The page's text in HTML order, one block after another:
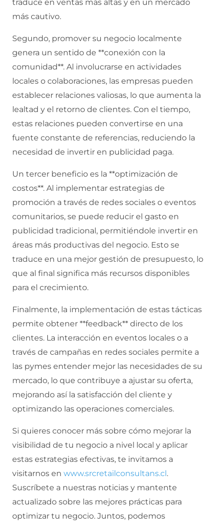
traduce en ventas más altas y en un mercado
más cautivo.
Segundo, promover su negocio localmente
genera un sentido de **conexión con la
comunidad**. Al involucrarse en actividades
locales o colaboraciones, las empresas pueden
establecer relaciones valiosas, lo que aumenta la
lealtad y el retorno de clientes. Con el tiempo,
estas relaciones pueden convertirse en una
fuente constante de referencias, reduciendo la
necesidad de invertir en publicidad paga.
Un tercer beneficio es la **optimización de
costos**. Al implementar estrategias de
promoción a través de redes sociales o eventos
comunitarios, se puede reducir el gasto en
publicidad tradicional, permitiéndole invertir en
áreas más productivas del negocio. Esto se
traduce en una mejor gestión de presupuesto, lo
que al final significa más recursos disponibles
para el crecimiento.
Finalmente, la implementación de estas tácticas
permite obtener **feedback** directo de los
clientes. La interacción en eventos locales o a
través de campañas en redes sociales permite a
las pymes entender mejor las necesidades de su
mercado, lo que contribuye a ajustar su oferta,
mejorando así la satisfacción del cliente y
optimizando las operaciones comerciales.
Si quieres conocer más sobre cómo mejorar la
visibilidad de tu negocio a nivel local y aplicar
estas estrategias efectivas, te invitamos a
visitarnos en www.srcretailconsultans.cl.
Suscríbete a nuestras noticias y mantente
actualizado sobre las mejores prácticas para
optimizar tu negocio. Juntos, podemos